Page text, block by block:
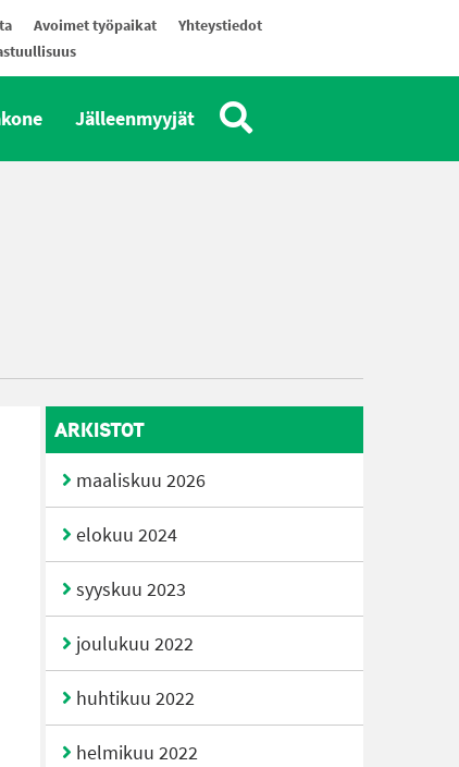
Avoimet työpaikat
Yhteystiedot
Jälleenmyyjät
ARKISTOT
maaliskuu 2026
elokuu 2024
syyskuu 2023
joulukuu 2022
huhtikuu 2022
helmikuu 2022